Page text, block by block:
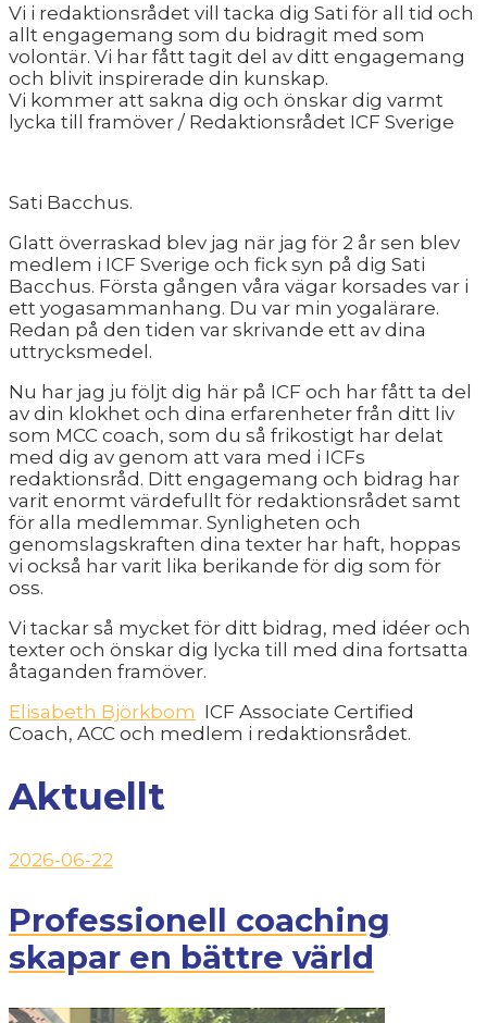
Vi i redaktionsrådet vill tacka dig Sati för all tid och
allt engagemang som du bidragit med som
volontär. Vi har fått tagit del av ditt engagemang
och blivit inspirerade din kunskap.
Vi kommer att sakna dig och önskar dig varmt
lycka till framöver / Redaktionsrådet ICF Sverige
Sati Bacchus.
Glatt överraskad blev jag när jag för 2 år sen blev
medlem i ICF Sverige och fick syn på dig Sati
Bacchus. Första gången våra vägar korsades var i
ett yogasammanhang. Du var min yogalärare.
Redan på den tiden var skrivande ett av dina
uttrycksmedel.
Nu har jag ju följt dig här på ICF och har fått ta del
av din klokhet och dina erfarenheter från ditt liv
som MCC coach, som du så frikostigt har delat
med dig av genom att vara med i ICFs
redaktionsråd. Ditt engagemang och bidrag har
varit enormt värdefullt för redaktionsrådet samt
för alla medlemmar. Synligheten och
genomslagskraften dina texter har haft, hoppas
vi också har varit lika berikande för dig som för
oss.
Vi tackar så mycket för ditt bidrag, med idéer och
texter och önskar dig lycka till med dina fortsatta
åtaganden framöver.
Elisabeth Björkbom ICF Associate Certified
Coach, ACC och medlem i redaktionsrådet.
Aktuellt
2026-06-22
Professionell coaching
skapar en bättre värld